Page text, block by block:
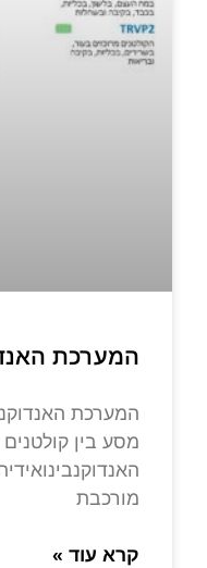
המערכת
המערכת
מסע בין
מורכבת
קרא עוד »